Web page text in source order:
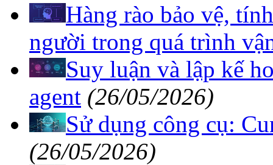
Hàng rào bảo vệ,
người trong quá trình
Suy luận và lập kế
agent (26/05/2026)
Sử dụng công cụ:
(26/05/2026)